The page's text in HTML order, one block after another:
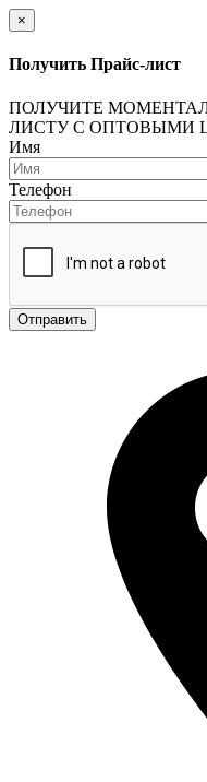
×
Получить Прайс-лист
ПОЛУЧИТЕ
ЛИСТУ С ОПТОВЫМИ
Имя
Телефон
Отправить